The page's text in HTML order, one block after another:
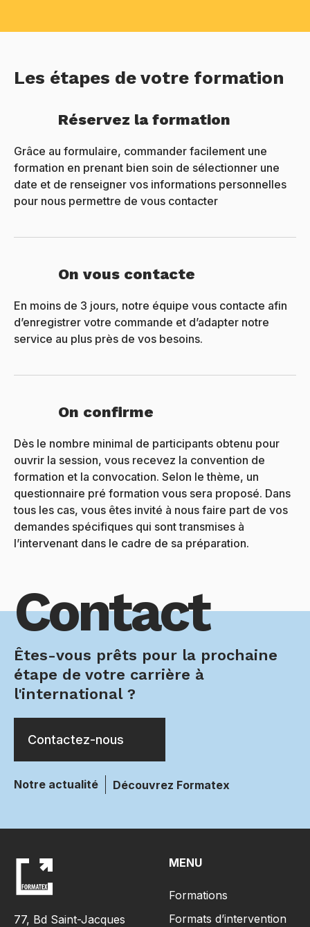
Les étapes de votre formation
Réservez la formation
Grâce au formulaire, commander facilement une
formation en prenant bien soin de sélectionner une
date et de renseigner vos informations personnelles
pour nous permettre de vous contacter
On vous contacte
En moins de 3 jours, notre équipe vous contacte afin
d’enregistrer votre commande et d’adapter notre
service au plus près de vos besoins.
On confirme
Dès le nombre minimal de participants obtenu pour
ouvrir la session, vous recevez la convention de
formation et la convocation. Selon le thème, un
questionnaire pré formation vous sera proposé. Dans
tous les cas, vous êtes invité à nous faire part de vos
demandes spécifiques qui sont transmises à
l’intervenant dans le cadre de sa préparation.
Contact
Êtes-vous prêts pour la prochaine
étape de votre carrière à
l'international ?
Contactez-nous
Notre actualité Découvrez Formatex
77, Bd Saint-Jacques
MENU
Formations
Formats d’intervention